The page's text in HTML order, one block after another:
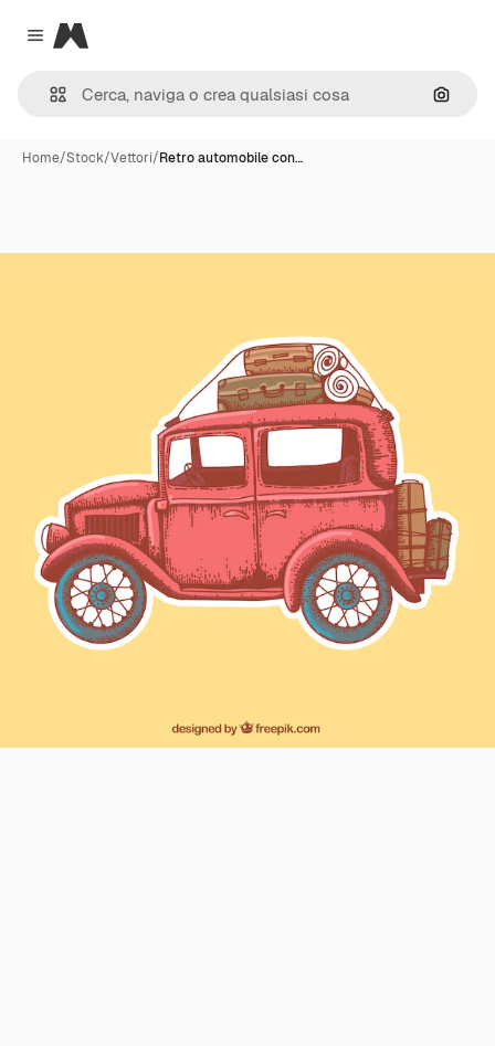
Close menu
Magnific
Cerca
Home/Stock/Vettori/Retro automobile con…